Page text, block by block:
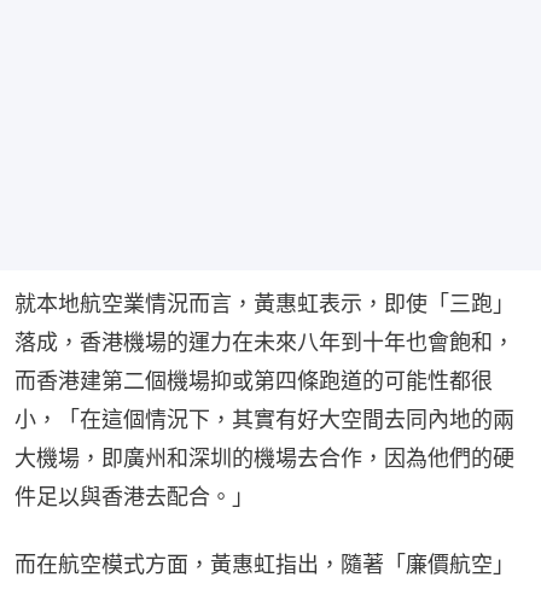
就本地航空業情況而言，黃惠虹表示，即使「三跑」
落成，香港機場的運力在未來八年到十年也會飽和，
而香港建第二個機場抑或第四條跑道的可能性都很
小，「在這個情況下，其實有好大空間去同內地的兩
大機場，即廣州和深圳的機場去合作，因為他們的硬
件足以與香港去配合。」
而在航空模式方面，黃惠虹指出，隨著「廉價航空」